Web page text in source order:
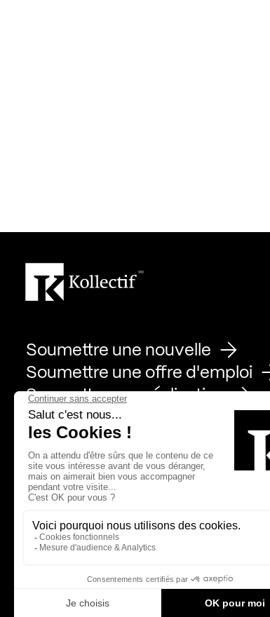
Soumettre une nouvelle
Soumettre une offre d'emploi
Soumettre une réalisation
Page Facebook de Kollectif
Page Instagram de Kollectif
Page Linkedin de Kollectif
Partenaires
Bâtiment-Durable-Québec-1
Esquisses-1 MP-1